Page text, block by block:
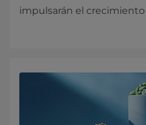
impulsarán el